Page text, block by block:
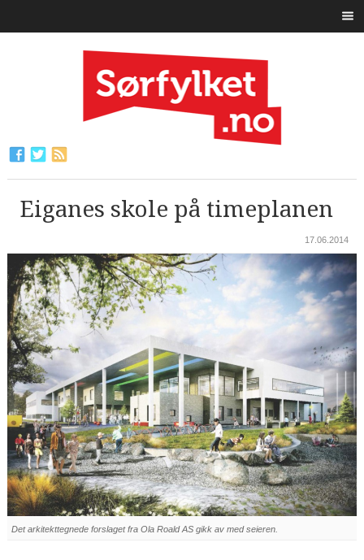
Eiganes skole på timeplanen
17.06.2014
Det arkitekttegnede forslaget fra Ola Roald AS gikk av med seieren.